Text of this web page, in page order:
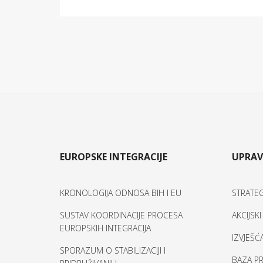
EUROPSKE INTEGRACIJE
KRONOLOGIJA ODNOSA BIH I EU
SUSTAV KOORDINACIJE PROCESA
EUROPSKIH INTEGRACIJA
SPORAZUM O STABILIZACIJI I
BAZA